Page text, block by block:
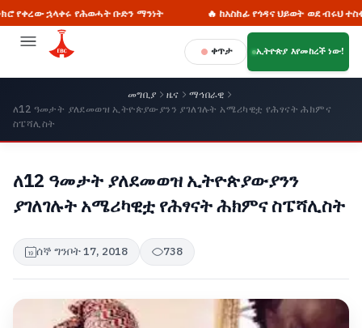
ቡድን ማንነት 🔥 ከአስከፊ የጎዳና ህይወት ወደ ብሩህ ተስፋ 858 የ'ለነገዋ'
ቀጥታ ኢትዮጵያ እየመከረች ነው!
መግቢያ ዜና
ማኅበራዊ
ለ12 ዓመታት ያለደመወዝ ኢትዮጵያውያንን ያገለገሉት አሜሪካዊቷ የሕፃናት ሕክምና
ስፔሻሊስት
ለ12 ዓመታት ያለደመወዝ ኢትዮጵያውያንን
ያገለገሉት አሜሪካዊቷ የሕፃናት ሕክምና ስፔሻሊስት
ሰኞ ግንቦት 17, 2018 738